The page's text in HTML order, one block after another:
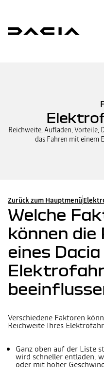
Reichweite, Aufladen, Vorteile,
das Fahren mit einem
Zurück zum Hauptmenü
Welche
können die
eines Dacia
Verschiedene Faktoren
Reichweite Ihres
Ganz oben auf der Liste
wird schneller entladen,
oder mit hoher